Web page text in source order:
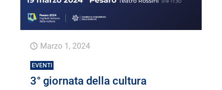
Marzo 1, 2024
EVENTI
3° giornata della cultura